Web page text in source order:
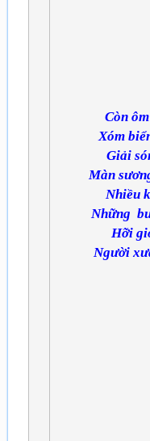
(
Còn
Xóm
Giải
Màn
Nhiều
Những
Hỡi
Người